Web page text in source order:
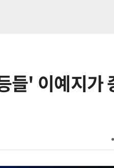
' 이예지가